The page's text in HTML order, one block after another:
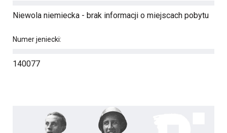
Niewola niemiecka - brak informacji o miejscach pobytu
Numer jeniecki:
140077